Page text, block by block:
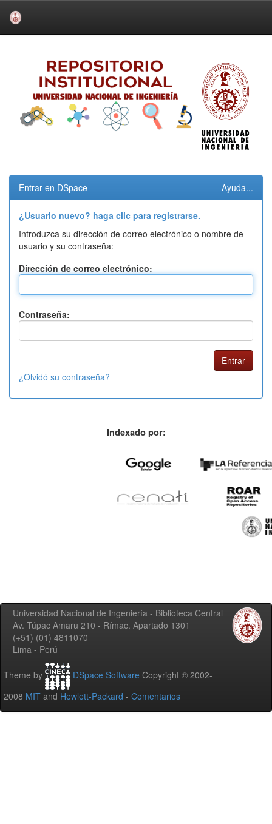
Entrar en DSpace Ayuda...
¿Usuario nuevo? haga clic para registrarse.
Introduzca su dirección de correo electrónico o nombre de
usuario y su contraseña:
Dirección de correo electrónico:
Contraseña:
¿Olvidó su contraseña?
Indexado por:
Universidad Nacional de Ingeniería - Biblioteca Central
Av. Túpac Amaru 210 - Rímac. Apartado 1301
(+51) (01) 4811070
Lima - Perú
Theme by DSpace Software Copyright © 2002-
2008 MIT and Hewlett-Packard - Comentarios